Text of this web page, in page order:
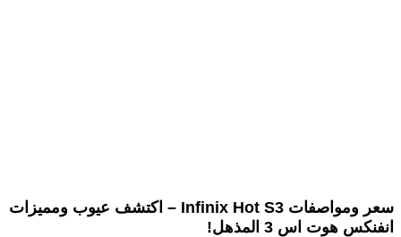
سعر ومواصفات Infinix Hot S3 – اكتشف عيوب ومميزات
انفنكس هوت اس 3 المذهل!